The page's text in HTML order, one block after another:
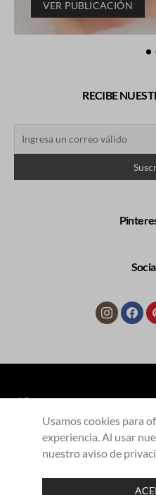
VER PUBLICACIÓN
RECIBE
COLECCIONES
Aliados
Aviso de
Usamos cookies para
experiencia. Al usar
nuestro aviso de